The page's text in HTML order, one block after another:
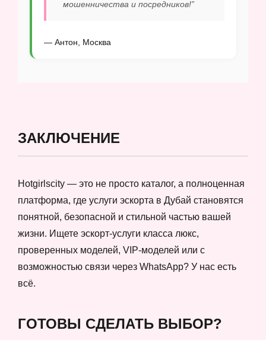
мошенничества и посредников!”
— Антон, Москва
ЗАКЛЮЧЕНИЕ
Hotgirlscity — это не просто каталог, а полноценная
платформа, где услуги эскорта в Дубай становятся
понятной, безопасной и стильной частью вашей
жизни. Ищете эскорт-услуги класса люкс,
проверенных моделей, VIP-моделей или с
возможностью связи через WhatsApp? У нас есть
всё.
ГОТОВЫ СДЕЛАТЬ ВЫБОР?